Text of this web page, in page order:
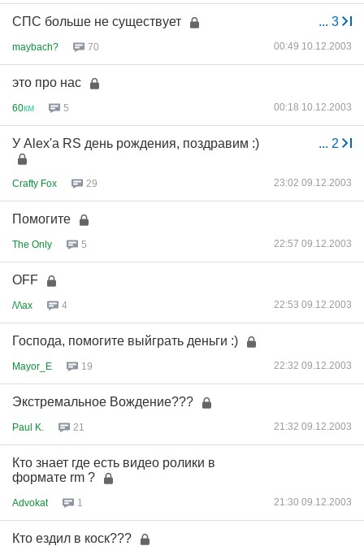
... 3
СПС больше не существует
maybach? 70 00:49 10.12.2003
это про нас
60км 5 00:18 10.12.2003
... 2
У Alex'а RS день рождения, поздравим :)
Crafty Fox 29 23:02 09.12.2003
Помогите
The Only 5 22:57 09.12.2003
OFF
/\/\ax 4 22:53 09.12.2003
Господа, помогите выйграть деньги :)
Mayor_E 19 22:32 09.12.2003
Экстремальное Вождение???
Paul K. 21 21:32 09.12.2003
Кто знает где есть видео ролики в
формате rm ?
Advokat 1 21:30 09.12.2003
Кто ездил в коск???